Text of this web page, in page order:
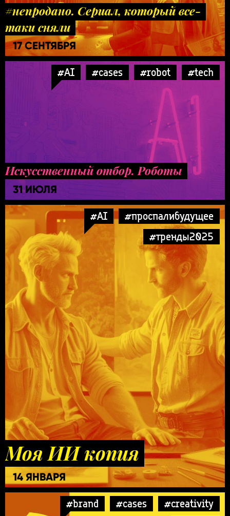
#непродано. Сериал, который все-
таки сняли
17 СЕНТЯБРЯ
#AI #cases #robot #tech
Искусственный отбор. Роботы
31 ИЮЛЯ
#AI
#проспалибудущее
#тренды2025
Моя ИИ копия
14 ЯНВАРЯ
#brand #cases
#creativity